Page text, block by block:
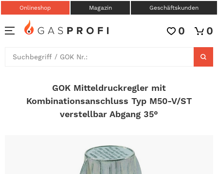
Onlineshop Magazin Geschäftskunden
0 0
GOK Mitteldruckregler mit
Kombinationsanschluss Typ M50-V/ST
verstellbar Abgang 35°